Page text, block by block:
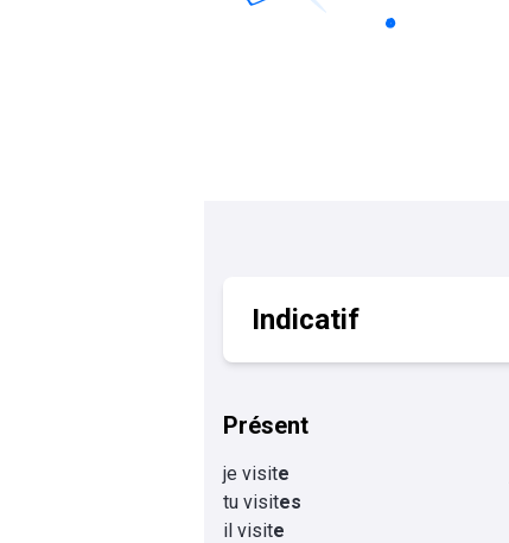
Indicatif
Présent
je visite
tu visites
il visite